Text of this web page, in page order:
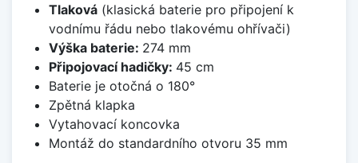
Tlaková(klasická baterie pro připojení k
vodnímu řádu nebo tlakovému ohřívači)
Výška baterie: 274 mm
Připojovací hadičky: 45 cm
Baterie je otočná o 180°
Zpětná klapka
Vytahovací koncovka
Montáž do standardního otvoru 35 mm